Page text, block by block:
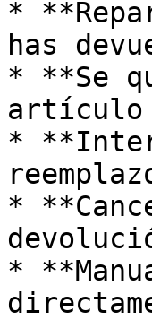
*
has
* **Se
artículo
*
*
*